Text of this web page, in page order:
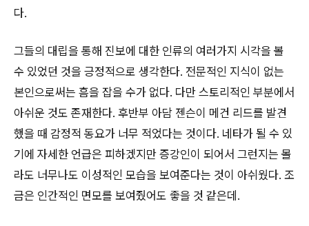
다.
그들의 대립을 통해 진보에 대한 인류의 여러가지 시각을 볼
수 있었던 것을 긍정적으로 생각한다. 전문적인 지식이 없는
본인으로써는 흠을 잡을 수가 없다. 다만 스토리적인 부분에서
아쉬운 것도 존재한다. 후반부 아담 젠슨이 메건 리드를 발견
했을 때 감정적 동요가 너무 적었다는 것이다. 네타가 될 수 있
기에 자세한 언급은 피하겠지만 증강인이 되어서 그런지는 몰
라도 너무나도 이성적인 모습을 보여준다는 것이 아쉬웠다. 조
금은 인간적인 면모를 보여줬어도 좋을 것 같은데.